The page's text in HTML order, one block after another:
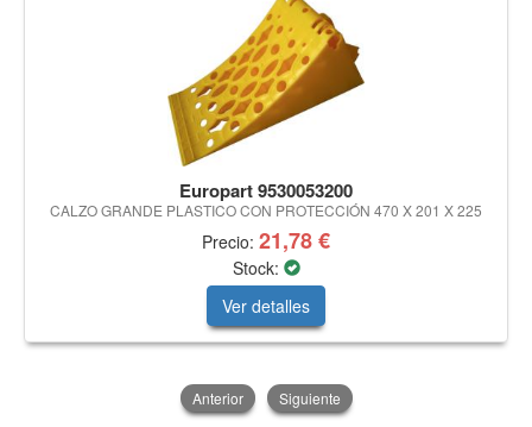
Europart 9530053200
CALZO GRANDE PLASTICO CON PROTECCIÓN 470 X 201 X 225
Precio: 21,78 €
Stock:
Ver detalles
Anterior Siguiente